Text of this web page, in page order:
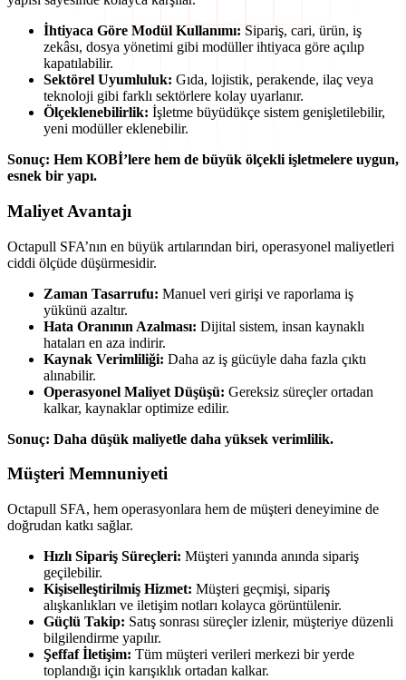
İhtiyaca Göre Modül Kullanımı: Sipariş, cari, ürün, iş
zekâsı, dosya yönetimi gibi modüller ihtiyaca göre açılıp
kapatılabilir.
Sektörel Uyumluluk: Gıda, lojistik, perakende, ilaç veya
teknoloji gibi farklı sektörlere kolay uyarlanır.
Ölçeklenebilirlik: İşletme büyüdükçe sistem genişletilebilir,
yeni modüller eklenebilir.
Sonuç: Hem KOBİ’lere hem de büyük ölçekli işletmelere uygun,
esnek bir yapı.
Maliyet Avantajı
Octapull SFA’nın en büyük artılarından biri, operasyonel maliyetleri
ciddi ölçüde düşürmesidir.
Zaman Tasarrufu: Manuel veri girişi ve raporlama iş
yükünü azaltır.
Hata Oranının Azalması: Dijital sistem, insan kaynaklı
hataları en aza indirir.
Kaynak Verimliliği: Daha az iş gücüyle daha fazla çıktı
alınabilir.
Operasyonel Maliyet Düşüşü: Gereksiz süreçler ortadan
kalkar, kaynaklar optimize edilir.
Sonuç: Daha düşük maliyetle daha yüksek verimlilik.
Müşteri Memnuniyeti
Octapull SFA, hem operasyonlara hem de müşteri deneyimine de
doğrudan katkı sağlar.
Hızlı Sipariş Süreçleri: Müşteri yanında anında sipariş
geçilebilir.
Kişiselleştirilmiş Hizmet: Müşteri geçmişi, sipariş
alışkanlıkları ve iletişim notları kolayca görüntülenir.
Güçlü Takip: Satış sonrası süreçler izlenir, müşteriye düzenli
bilgilendirme yapılır.
Şeffaf İletişim: Tüm müşteri verileri merkezi bir yerde
toplandığı için karışıklık ortadan kalkar.